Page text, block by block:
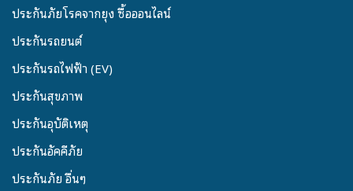
ประกันภัยโรคจากยุง ซื้อออนไลน์
ประกันรถยนต์
ประกันรถไฟฟ้า (EV)
ประกันสุขภาพ
ประกันอุบัติเหตุ
ประกันอัคคีภัย
ประกันภัย อื่นๆ